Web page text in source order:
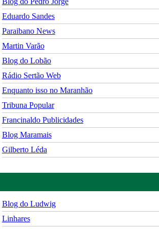
Eduardo Sandes
Paraibano News
Martin Varão
Blog do Lobão
Rádio Sertão Web
Enquanto isso no Maranhão
Tribuna Popular
Francinaldo Publicidades
Blog Maramais
Gilberto Léda
Blog do Ludwig
Linhares